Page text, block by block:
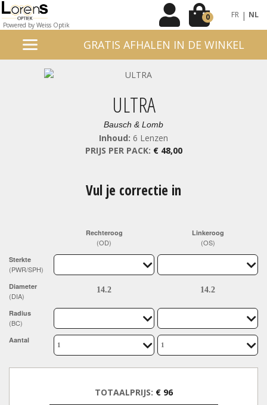
Powered by Weiss Optik
0 FR | NL
GRATIS AFHALEN IN DE WINKEL
ULTRA
Bausch & Lomb
Inhoud: 6 Lenzen
PRIJS PER PACK: € 48,00
Vul je correctie in
Sterkte
(PWR/SPH)
Diameter
(DIA)
Radius
(BC)
Aantal
Rechteroog
(OD)
Linkeroog
(OS)
TOTAALPRIJS: € 96